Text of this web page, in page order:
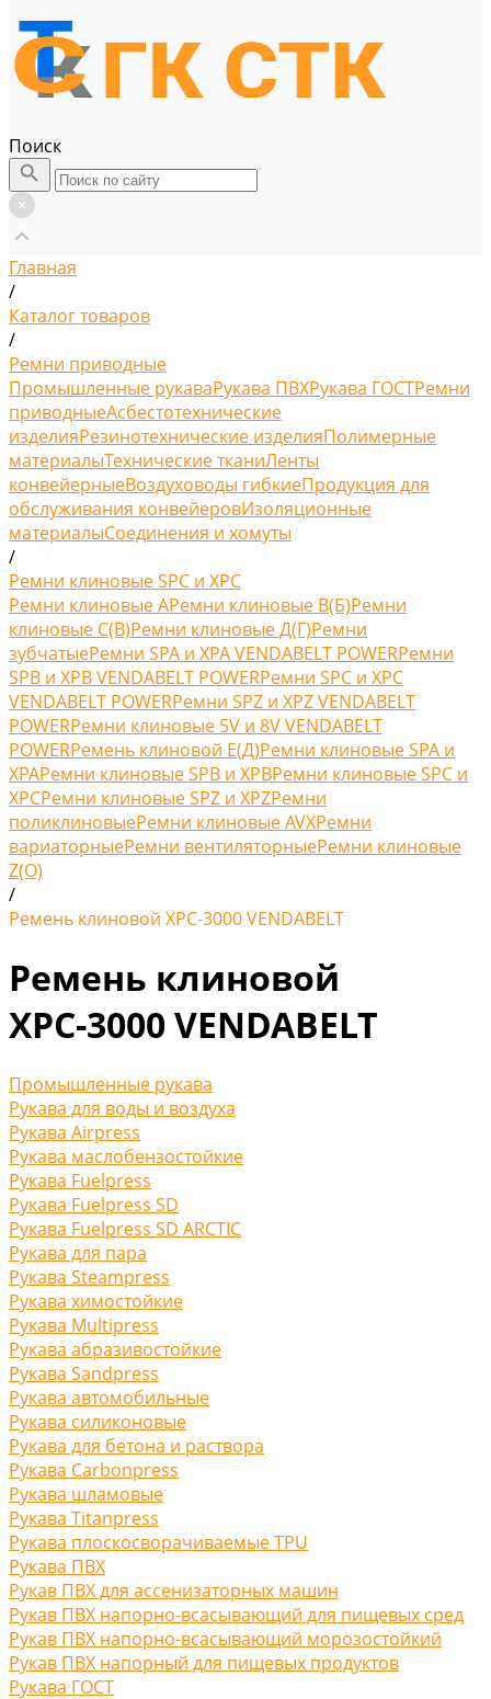
Поиск
Главная
/
Каталог товаров
/
Ремни приводные
Промышленные рукаваРукава ПВХРукава ГОСТРемни
приводныеАсбестотехнические
изделияРезинотехнические изделияПолимерные
материалыТехнические тканиЛенты
конвейерныеВоздуховоды гибкиеПродукция для
обслуживания конвейеровИзоляционные
материалыСоединения и хомуты
/
Ремни клиновые SPC и XPC
Ремни клиновые AРемни клиновые В(Б)Ремни
клиновые С(B)Ремни клиновые Д(Г)Ремни
зубчатыеРемни SPA и XPA VENDABELT POWERРемни
SPB и XPB VENDABELT POWERРемни SPC и XPC
VENDABELT POWERРемни SPZ и XPZ VENDABELT
POWERРемни клиновые 5V и 8V VENDABELT
POWERРемень клиновой Е(Д)Ремни клиновые SPA и
XPAРемни клиновые SPB и XPBРемни клиновые SPC и
XPCРемни клиновые SPZ и XPZРемни
поликлиновыеРемни клиновые AVXРемни
вариаторныеРемни вентиляторныеРемни клиновые
Z(O)
/
Ремень клиновой XPС-3000 VENDABELT
Ремень клиновой
XPС-3000 VENDABELT
Промышленные рукава
Рукава для воды и воздуха
Рукава Airpress
Рукава маслобензостойкие
Рукава Fuelpress
Рукава Fuelpress SD
Рукава Fuelpress SD ARCTIC
Рукава для пара
Рукава Steampress
Рукава химостойкие
Рукава Multipress
Рукава абразивостойкие
Рукава Sandpress
Рукава автомобильные
Рукава силиконовые
Рукава для бетона и раствора
Рукава Carbonpress
Рукава шламовые
Рукава Titanpress
Рукава плоскосворачиваемые TPU
Рукава ПВХ
Рукав ПВХ для ассенизаторных машин
Рукав ПВХ напорно-всасывающий для пищевых сред
Рукав ПВХ напорно-всасывающий морозостойкий
Рукав ПВХ напорный для пищевых продуктов
Рукава ГОСТ